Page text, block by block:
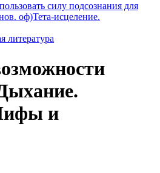
силу подсознания для
оф)Тета-исцеление.
литература
и